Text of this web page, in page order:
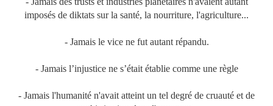
imposés de diktats sur la santé, la nourriture, l'agriculture...
- Jamais le vice ne fut autant répandu.
- Jamais l’injustice ne s’était établie comme une règle
- Jamais l'humanité n'avait atteint un tel degré de cruauté et de